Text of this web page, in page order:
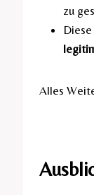
zu
Alles